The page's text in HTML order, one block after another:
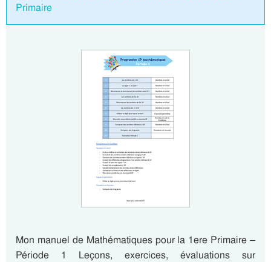
Primaire
Mon manuel de Mathématiques pour la 1ere Primaire –
Période 1 Leçons, exercices, évaluations sur